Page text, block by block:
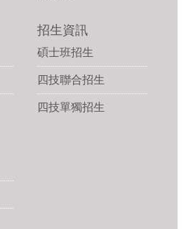
招生資訊
碩士班招生
四技聯合招生
四技單獨招生